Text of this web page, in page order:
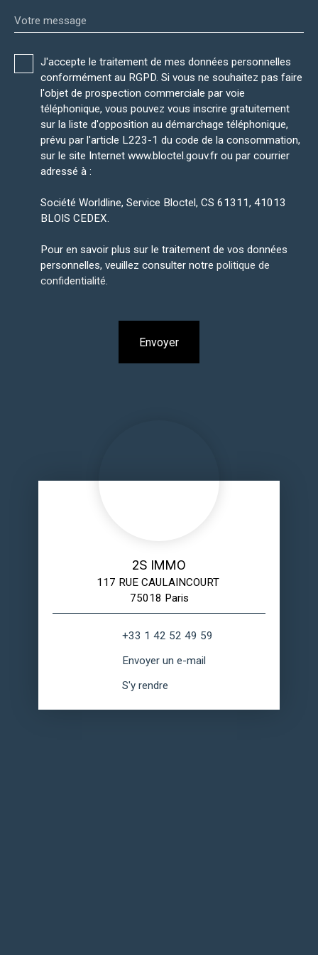
Votre message
J'accepte le traitement de mes données personnelles
conformément au RGPD. Si vous ne souhaitez pas faire
l'objet de prospection commerciale par voie
téléphonique, vous pouvez vous inscrire gratuitement
sur la liste d'opposition au démarchage téléphonique,
prévu par l'article L223-1 du code de la consommation,
sur le site Internet www.bloctel.gouv.fr ou par courrier
adressé à :
Société Worldline, Service Bloctel, CS 61311, 41013
BLOIS CEDEX.
Pour en savoir plus sur le traitement de vos données
personnelles, veuillez consulter notre politique de
confidentialité.
Envoyer
2S IMMO
117 RUE CAULAINCOURT
75018 Paris
+33 1 42 52 49 59
Envoyer un e-mail
S'y rendre